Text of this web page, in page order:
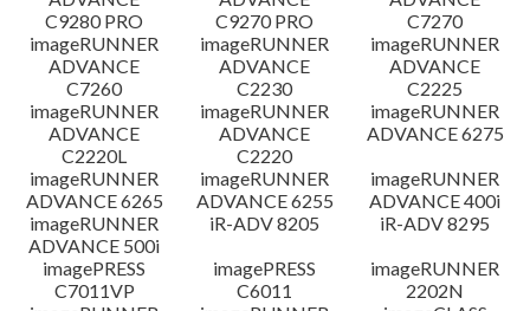
C9280 PRO
C9270 PRO
C7270
imageRUNNER
ADVANCE
C7260
imageRUNNER
ADVANCE
C2230
imageRUNNER
ADVANCE
C2225
imageRUNNER
ADVANCE
C2220L
imageRUNNER
ADVANCE
C2220
imageRUNNER
ADVANCE 6275
imageRUNNER
ADVANCE 6265
imageRUNNER
ADVANCE 6255
imageRUNNER
ADVANCE 400i
imageRUNNER
ADVANCE 500i
iR-ADV 8205
iR-ADV 8295
imagePRESS
C7011VP
imagePRESS
C6011
imageRUNNER
2202N